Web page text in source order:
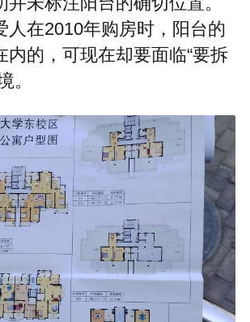
人在2010年购房时，阳台的
内的，可现在却要面临“要拆
。